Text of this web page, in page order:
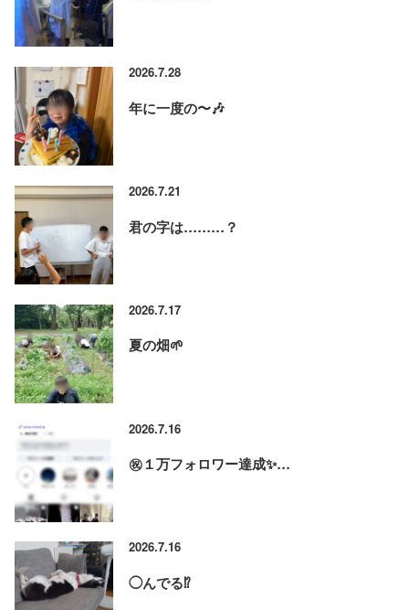
2026.7.28
年に一度の〜🎶
2026.7.21
君の字は………？
2026.7.17
夏の畑🌱
2026.7.16
㊗️１万フォロワー達成✨…
2026.7.16
◯んでる⁉️